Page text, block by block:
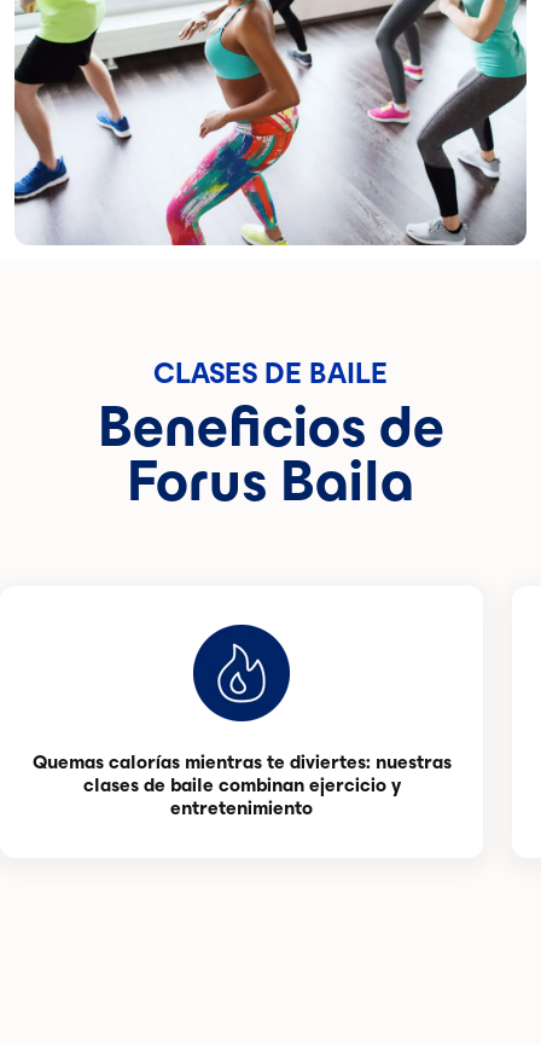
CLASES DE BAILE
Beneficios de
Forus Baila
Quemas calorías mientras te diviertes: nuestras
clases de baile combinan ejercicio y
entretenimiento